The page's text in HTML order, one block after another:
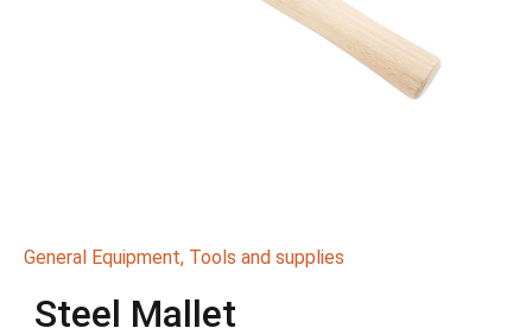
General Equipment, Tools and supplies
Steel Mallet